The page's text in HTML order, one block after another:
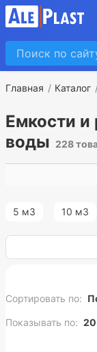
Главная Каталог
Емкости и
воды 228
5 м3 10 м3
80 м3 100
Сортировать по:
Показывать по: 20